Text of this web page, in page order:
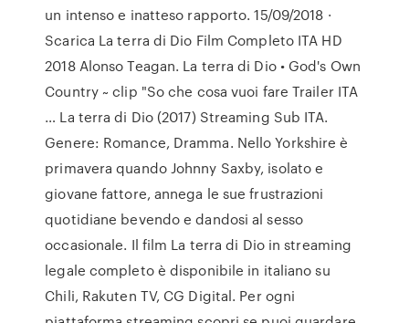
un intenso e inatteso rapporto. 15/09/2018 ·
Scarica La terra di Dio Film Completo ITA HD
2018 Alonso Teagan. La terra di Dio • God's Own
Country ~ clip "So che cosa vuoi fare Trailer ITA
… La terra di Dio (2017) Streaming Sub ITA.
Genere: Romance, Dramma. Nello Yorkshire è
primavera quando Johnny Saxby, isolato e
giovane fattore, annega le sue frustrazioni
quotidiane bevendo e dandosi al sesso
occasionale. Il film La terra di Dio in streaming
legale completo è disponibile in italiano su
Chili, Rakuten TV, CG Digital. Per ogni